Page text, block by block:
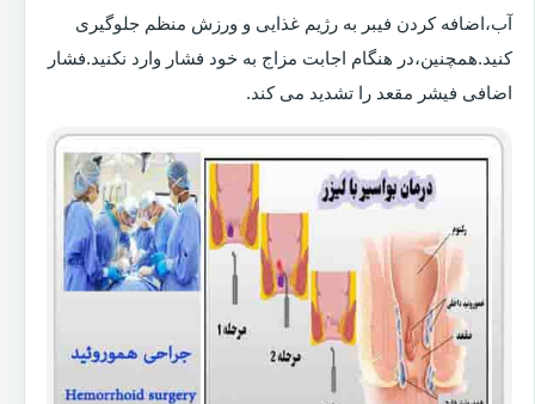
آب،اضافه کردن فیبر به رژیم غذایی و ورزش منظم جلوگیری
کنید.همچنین،در هنگام اجابت مزاج به خود فشار وارد نکنید.فشار
اضافی فیشر مقعد را تشدید می کند.